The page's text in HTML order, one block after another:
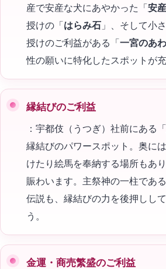
産で安産な犬にあやかった「 安
授けの「 はらみ石 」、そして小
授けのご利益がある「 一宮のあ
性の願いに特化したスポットが
縁結びのご利益
：宇都伎（うつぎ）社前にある「
縁結びのパワースポット。奥に
けたり絵馬を奉納する場所もあ
賑わいます。主祭神の一柱であ
伝説も、縁結びの力を後押しし
う。
金運・商売繁盛のご利益